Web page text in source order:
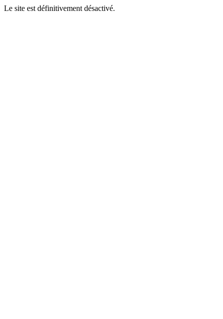
Le site est définitivement désactivé.